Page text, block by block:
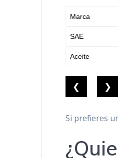
❮ ❯
Si prefieres